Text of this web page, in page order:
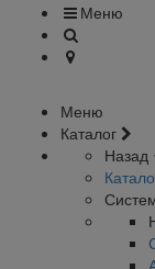
Меню
Меню
Каталог
Назад